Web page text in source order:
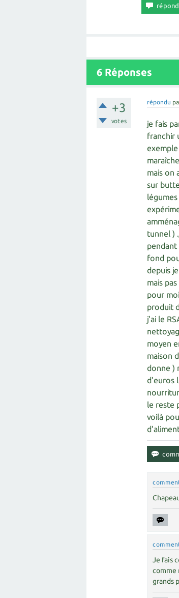
6 Réponses
+3
votes
répondu
je fais
franchir
mais on
sur
tunnel )
pendant
fond
depuis
mais
pour
produit
j'ai le
moyen
maison
donne )
d'euros
le reste
voilà
Je fais
comme
grands